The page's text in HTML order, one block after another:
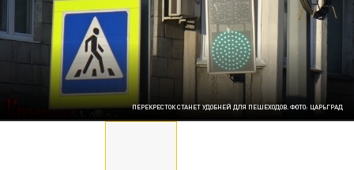
ПЕРЕКРЕСТОК СТАНЕТ УДОБНЕЙ ДЛЯ ПЕШЕХОДОВ. ФОТО: ЦАРЬГРАД